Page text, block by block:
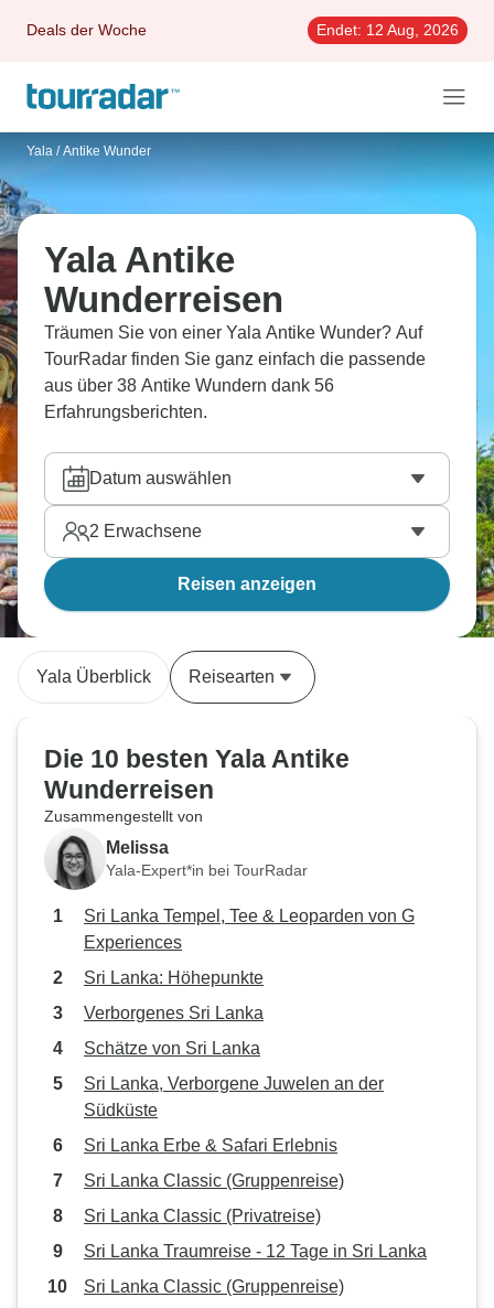
Deals der Woche Endet: 12 Aug, 2026
Yala / Antike Wunder
Yala Antike
Wunderreisen
Träumen Sie von einer Yala Antike Wunder? Auf
TourRadar finden Sie ganz einfach die passende
aus über 38 Antike Wundern dank 56
Erfahrungsberichten.
Datum auswählen
2 Erwachsene
Reisen anzeigen
Yala Überblick Reisearten
Die 10 besten Yala Antike
Wunderreisen
Zusammengestellt von
Melissa
Yala-Expert*in bei TourRadar
Sri Lanka Tempel, Tee & Leoparden von G
Experiences
Sri Lanka: Höhepunkte
Verborgenes Sri Lanka
Schätze von Sri Lanka
Sri Lanka, Verborgene Juwelen an der
Südküste
Sri Lanka Erbe & Safari Erlebnis
Sri Lanka Classic (Gruppenreise)
Sri Lanka Classic (Privatreise)
Sri Lanka Traumreise - 12 Tage in Sri Lanka
Sri Lanka Classic (Gruppenreise)